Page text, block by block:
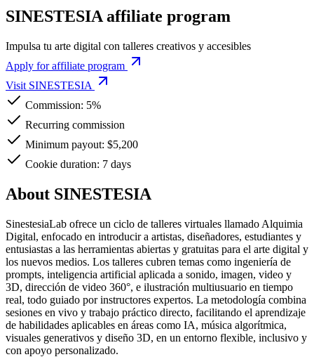
SINESTESIA affiliate program
Impulsa tu arte digital con talleres creativos y accesibles
Apply for affiliate program
Visit SINESTESIA
Commission: 5%
Recurring commission
Minimum payout: $5,200
Cookie duration: 7 days
About SINESTESIA
SinestesiaLab ofrece un ciclo de talleres virtuales llamado Alquimia
Digital, enfocado en introducir a artistas, diseñadores, estudiantes y
entusiastas a las herramientas abiertas y gratuitas para el arte digital y
los nuevos medios. Los talleres cubren temas como ingeniería de
prompts, inteligencia artificial aplicada a sonido, imagen, video y
3D, dirección de video 360°, e ilustración multiusuario en tiempo
real, todo guiado por instructores expertos. La metodología combina
sesiones en vivo y trabajo práctico directo, facilitando el aprendizaje
de habilidades aplicables en áreas como IA, música algorítmica,
visuales generativos y diseño 3D, en un entorno flexible, inclusivo y
con apoyo personalizado.